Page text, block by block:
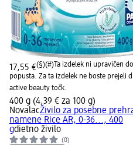
17,55 €(§)(#)Ta izdelek ni upravičen do
popusta. Za ta izdelek ne boste prejeli
active beauty točk.
400 g (4,39 € za 100 g)
NovalacŽivilo za posebne
namene Rice AR, 0-36..., 400
gdietno živilo
(0)